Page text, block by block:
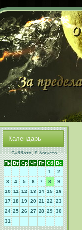
Календарь
Суббота, 8 Августа
Пн Вт Ср Чт Пт Сб Вс
1
2
3
4 5 6 7 8
9
10 11 12 13 14 15 16
17 18 19 20 21 22
23
24 25 26 27 28 29 30
31